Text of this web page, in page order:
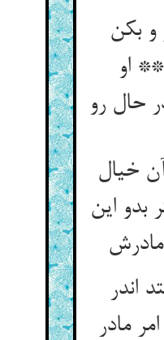
و بکن
او
خیال
این
اندر
مادر